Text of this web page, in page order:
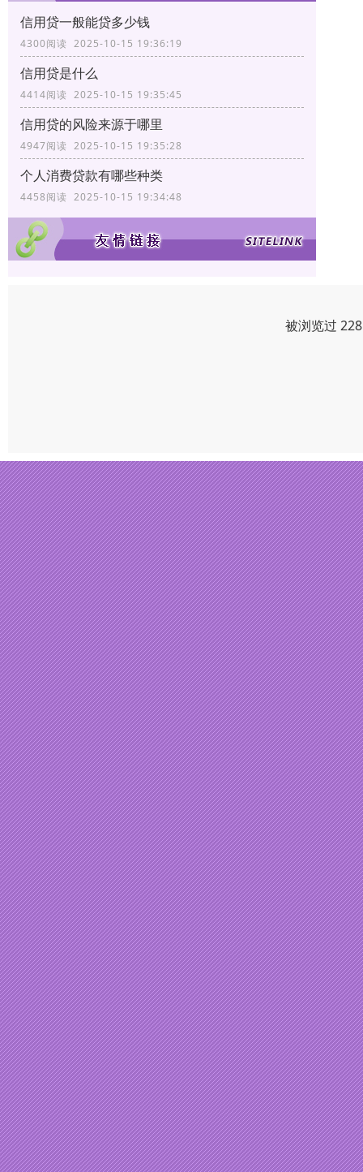
信用贷一般能贷多少钱
4300阅读 2025-10-15 19:36:19
信用贷是什么
4414阅读 2025-10-15 19:35:45
信用贷的风险来源于哪里
4947阅读 2025-10-15 19:35:28
个人消费贷款有哪些种类
4458阅读 2025-10-15 19:34:48
被浏览过